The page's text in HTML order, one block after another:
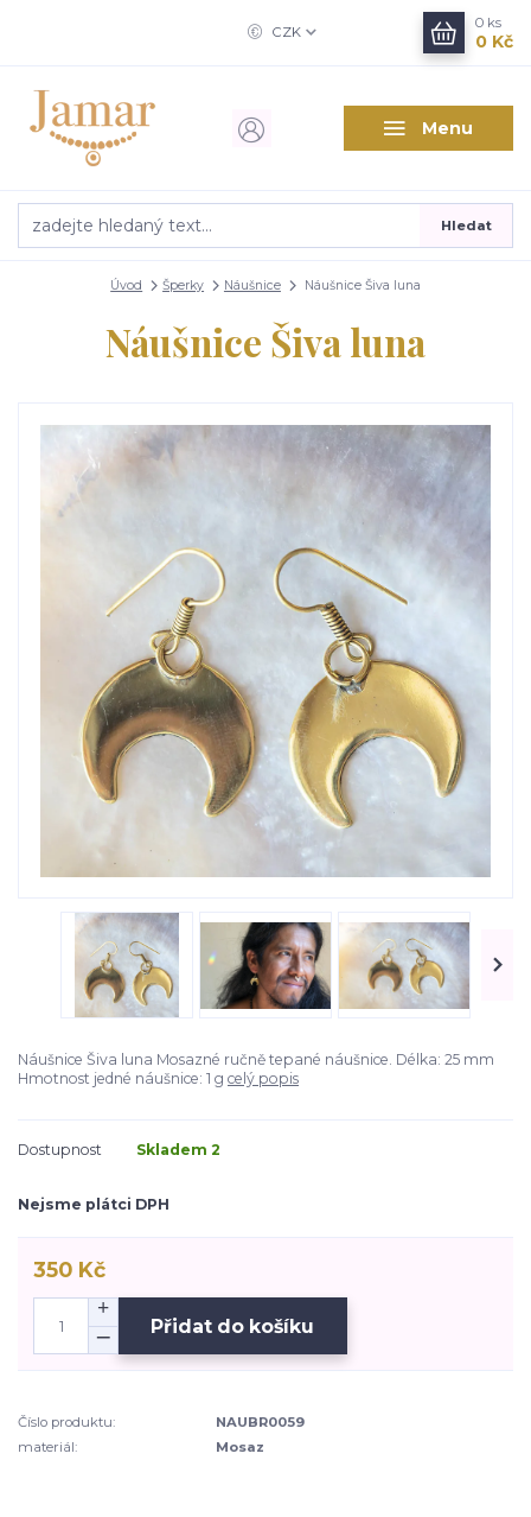
Menu
CZK
Hledat
0 ks
0 Kč
Úvod Šperky Náušnice Náušnice Šiva luna
Náušnice Šiva luna
Náušnice Šiva luna Mosazné ručně tepané náušnice. Délka: 25 mm
Hmotnost jedné náušnice: 1 g celý popis
Dostupnost Skladem 2
Nejsme plátci DPH
350 Kč
Přidat do košíku
Číslo produktu:
NAUBR0059
materiál:
Mosaz